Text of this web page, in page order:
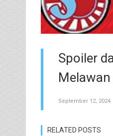
Spoiler
September 12, 2024
RELATED POSTS